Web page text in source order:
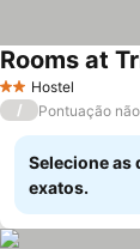
2 Estrelas
Hostel
Rooms at
/ Pontuação
Selecione as
exatos.